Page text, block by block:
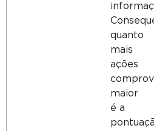
quanto
mais
ações
maior
é a